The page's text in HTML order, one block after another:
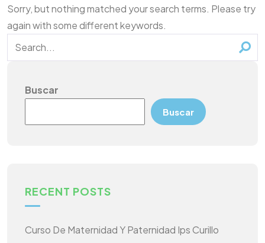
Sorry, but nothing matched your search terms. Please try
again with some different keywords.
Buscar
Buscar
RECENT POSTS
Curso De Maternidad Y Paternidad Ips Curillo